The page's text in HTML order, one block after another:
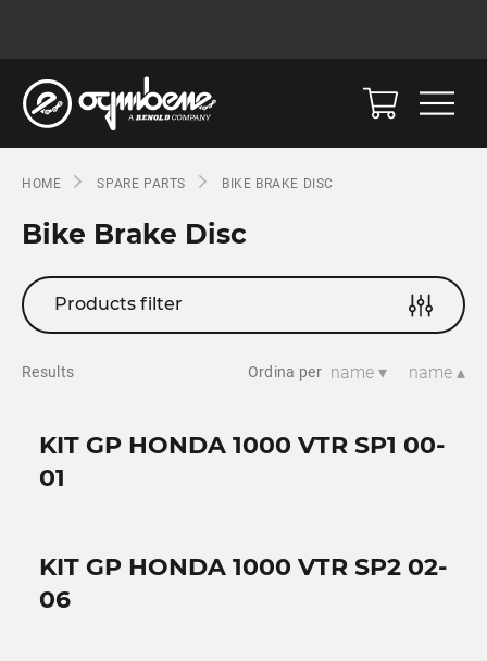
HOME SPARE PARTS BIKE BRAKE DISC
Bike Brake Disc
Products filter
Results Ordina per name ▾ name ▴
KIT GP HONDA 1000 VTR SP1 00-
01
KIT GP HONDA 1000 VTR SP2 02-
06